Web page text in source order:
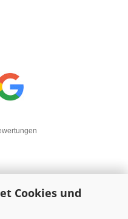
Cookies und